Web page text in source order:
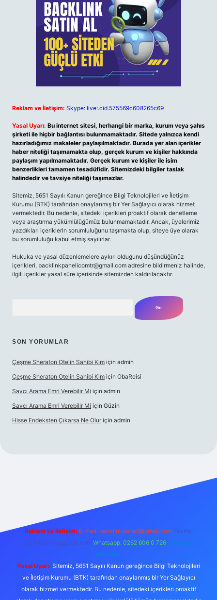
Reklam ve İletişim: Skype: live:.cid.575569c608265c69
Yasal Uyarı: Bu internet sitesi, herhangi bir marka, kurum veya şahıs
şirketi ile hiçbir bağlantısı bulunmamaktadır. Sitede yalnızca kendi
hazırladığımız makaleler paylaşılmaktadır. Burada yer alan içerikler
haber niteliği taşımamakta olup, gerçek kurum ve kişiler hakkında
paylaşım yapılmamaktadır. Gerçek kurum ve kişiler ile isim
benzerlikleri tamamen tesadüfidir. Sitemizdeki bilgiler taslak
halindedir ve tavsiye niteliği taşımazlar.
Sitemiz, 5651 Sayılı Kanun gereğince Bilgi Teknolojileri ve İletişim
Kurumu (BTK) tarafından onaylanmış bir Yer Sağlayıcı olarak hizmet
vermektedir. Bu nedenle, sitedeki içerikleri proaktif olarak denetleme
veya araştırma yükümlülüğümüz bulunmamaktadır. Ancak, üyelerimiz
yazdıkları içeriklerin sorumluluğunu taşımakta olup, siteye üye olarak
bu sorumluluğu kabul etmiş sayılırlar.
Hukuka ve yasal düzenlemelere aykırı olduğunu düşündüğünüz
içerikleri, backlinkpanelicomtr@gmail.com adresine bildirmeniz halinde,
ilgili içerikler yasal süre içerisinde sitemizden kaldırılacaktır.
SON YORUMLAR
Çeşme Sheraton Otelin Sahibi Kim için admin
Çeşme Sheraton Otelin Sahibi Kim için ObaReisi
Savcı Arama Emri Verebilir Mi için admin
Savcı Arama Emri Verebilir Mi için Güzin
Hisse Endeksten Çıkarsa Ne Olur için admin
Reklam ve İletişim: E-mail: backlinkpaneli@gmail.com Teams:
forumhizmeti@gmail.com Whatsapp: 0262 606 0 726 Telegram:
@karabul
Yasal Uyarı: Sitemiz, 5651 Sayılı Kanun gereğince Bilgi Teknolojileri
ve İletişim Kurumu (BTK) tarafından onaylanmış bir Yer Sağlayıcı
olarak hizmet vermektedir. Bu nedenle, sitedeki içerikleri proaktif